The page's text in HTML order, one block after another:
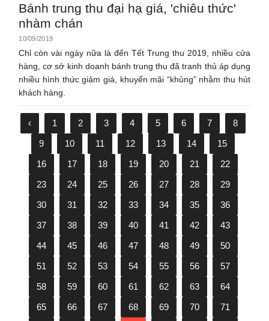
Bánh trung thu đại hạ giá, 'chiêu thức'
nhàm chán
10/09/2019
Chỉ còn vài ngày nữa là đến Tết Trung thu 2019, nhiều cửa
hàng, cơ sở kinh doanh bánh trung thu đã tranh thủ áp dụng
nhiều hình thức giảm giá, khuyến mãi “khủng” nhằm thu hút
khách hàng.
‹ 1 2 3 4 5 6 7
8
9
10 11 12 13 14
15
16
17 18 19 20 21
22
23
24 25 26 27 28
29
30
31 32 33 34 35
36
37
38 39 40 41 42
43
44
45 46 47 48 49
50
51
52 53 54 55 56
57
58
59 60 61 62 63
64
65
66 67 68 69 70
71